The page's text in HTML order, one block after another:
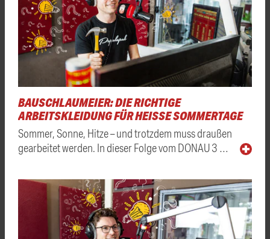
BAUSCHLAUMEIER: DIE RICHTIGE
ARBEITSKLEIDUNG FÜR HEISSE SOMMERTAGE
Sommer, Sonne, Hitze – und trotzdem muss draußen
gearbeitet werden. In dieser Folge vom DONAU 3 …